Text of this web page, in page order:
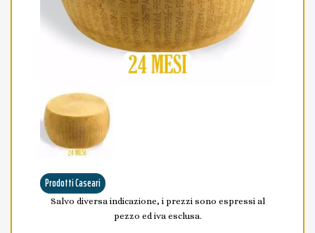
Prodotti Caseari
Salvo diversa indicazione, i prezzi sono espressi al
pezzo ed iva esclusa.